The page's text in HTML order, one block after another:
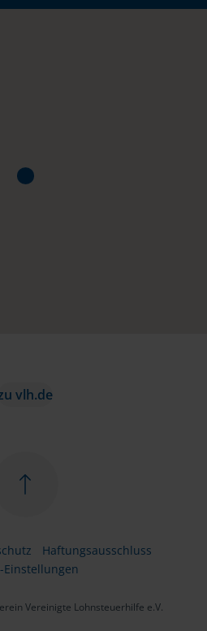
vlh.de
Haftungsausschluss
Einstellungen
Vereinigte Lohnsteuerhilfe e.V.